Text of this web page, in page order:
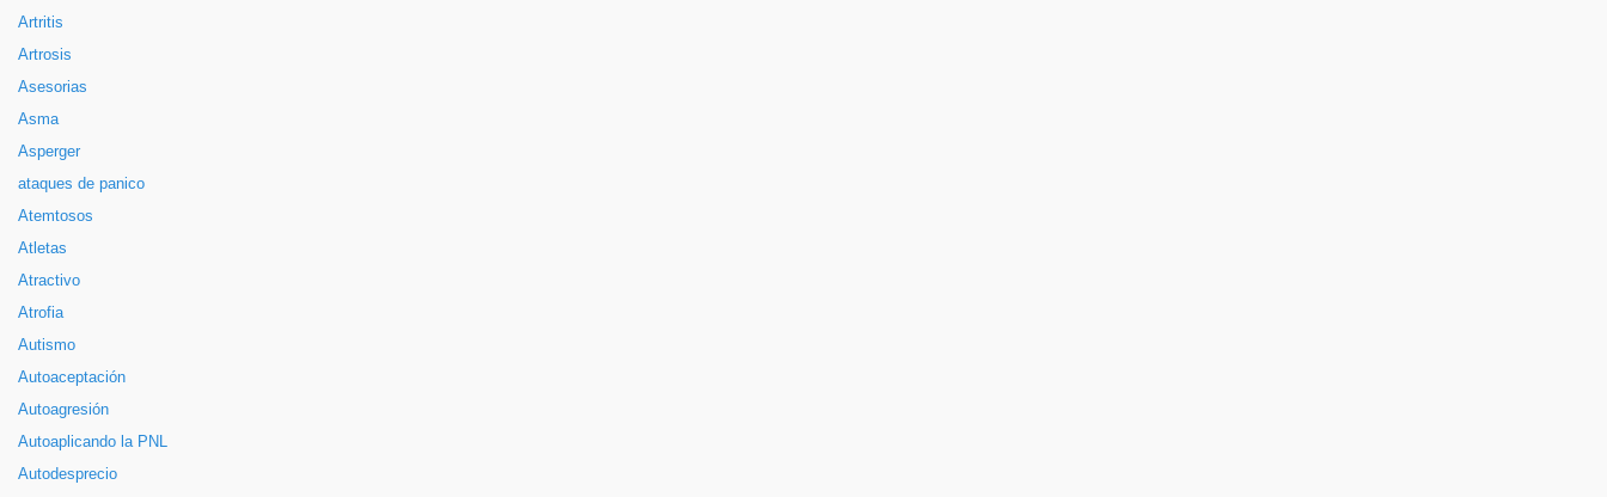
Artritis
Artrosis
Asesorias
Asma
Asperger
ataques de panico
Atemtosos
Atletas
Atractivo
Atrofia
Autismo
Autoaceptación
Autoagresión
Autoaplicando la PNL
Autodesprecio